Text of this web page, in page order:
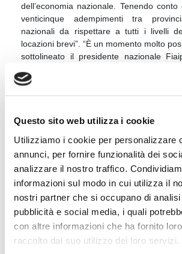
Questo sito web utilizza i cookie
Utilizziamo i cookie per personalizzare
annunci, per fornire funzionalità dei
analizzare il nostro traffico.
informazioni sul modo in cui utilizza il
nostri partner che si occupano di
pubblicità e social media, i quali
con altre informazioni che ha fornito
raccolto dal suo utilizzo dei loro servizi.
dell’economia nazionale. Tenendo
venticinque adempimenti tra
nazionali da rispettare a tutti i livelli
locazioni brevi”. “È un momento molto
sottolineato il presidente nazionale
residenziali pari ad un +34% rispetto
ad un +24% rispetto al 2019. Anche i
residenziale è positivo a parte
dello smartworking. In generale le famiglie
di canalizzare i loro risparmi nel
Secondo noi il governo deve
investimento e cercare di attuare delle
una semplificazione e ad una riduzione
agevolando la transizione digitale ed
Netta infine la posizione del